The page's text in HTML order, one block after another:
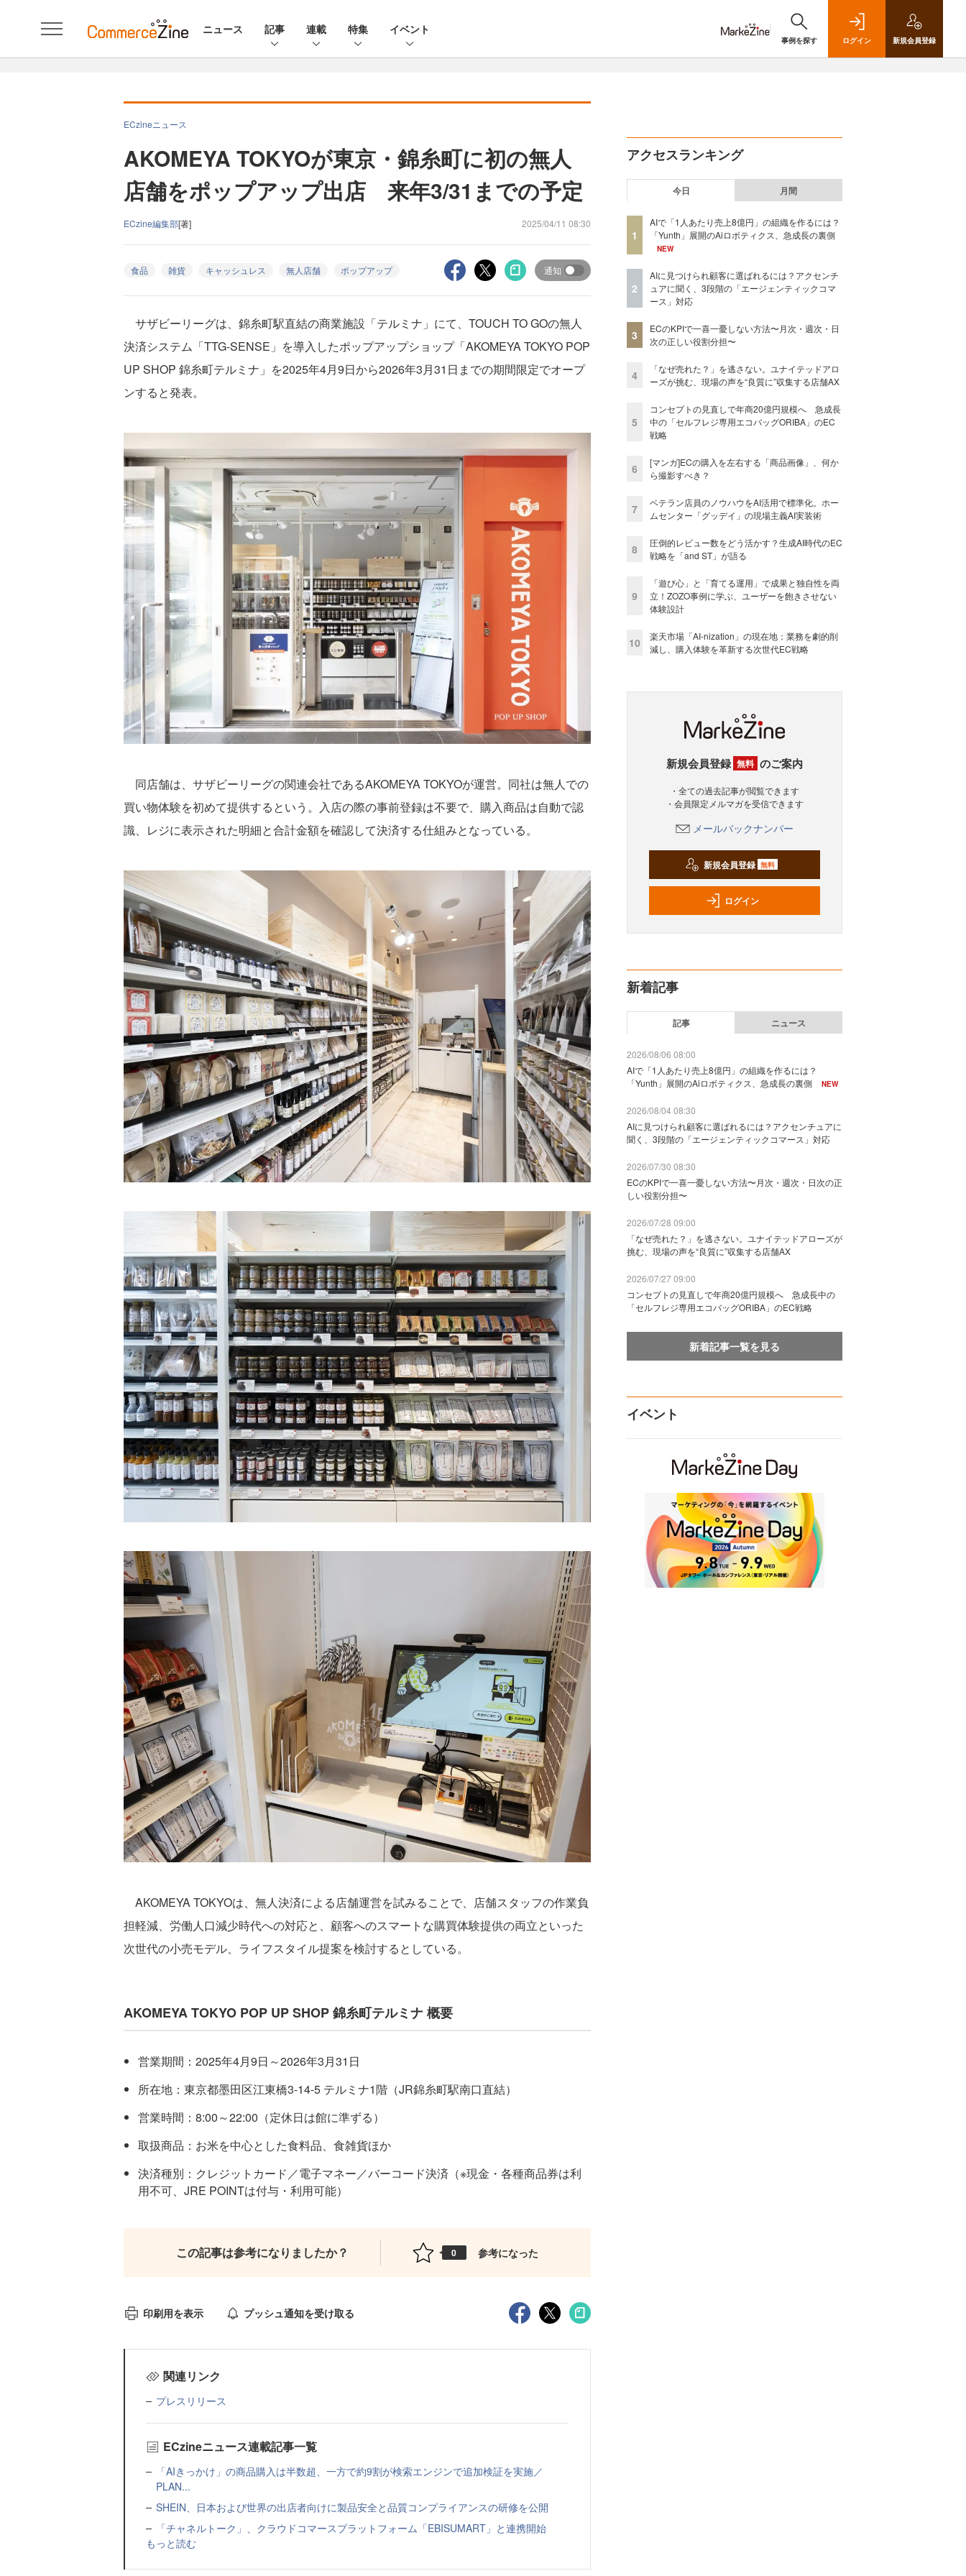
ニュース 記事 連載 特集 イベント
事例を探す ログイン 新規会員登録
ECzineニュース
AKOMEYA TOKYOが東京・錦糸町に初の無人
店舗をポップアップ出店 来年3/31までの予定
ECzine編集部[著] 2025/04/11 08:30
食品 雑貨 キャッシュレス 無人店舗 ポップアップ 通知
サザビーリーグは、錦糸町駅直結の商業施設「テルミナ」にて、TOUCH TO GOの無人
決済システム「TTG-SENSE」を導入したポップアップショップ「AKOMEYA TOKYO POP
UP SHOP 錦糸町テルミナ」を2025年4月9日から2026年3月31日までの期間限定でオープ
ンすると発表。
同店舗は、サザビーリーグの関連会社であるAKOMEYA TOKYOが運営。同社は無人での
買い物体験を初めて提供するという。入店の際の事前登録は不要で、購入商品は自動で認
識、レジに表示された明細と合計金額を確認して決済する仕組みとなっている。
AKOMEYA TOKYOは、無人決済による店舗運営を試みることで、店舗スタッフの作業負
担軽減、労働人口減少時代への対応と、顧客へのスマートな購買体験提供の両立といった
次世代の小売モデル、ライフスタイル提案を検討するとしている。
AKOMEYA TOKYO POP UP SHOP 錦糸町テルミナ 概要
営業期間：2025年4月9日～2026年3月31日
所在地：東京都墨田区江東橋3-14-5 テルミナ1階（JR錦糸町駅南口直結）
営業時間：8:00～22:00（定休日は館に準ずる）
取扱商品：お米を中心とした食料品、食雑貨ほか
決済種別：クレジットカード／電子マネー／バーコード決済（※現金・各種商品券は利
用不可、JRE POINTは付与・利用可能）
この記事は参考になりましたか？ 0 参考になった
印刷用を表示 プッシュ通知を受け取る
関連リンク
プレスリリース
ECzineニュース連載記事一覧
「AIきっかけ」の商品購入は半数超、一方で約9割が検索エンジンで追加検証を実施／
PLAN...
SHEIN、日本および世界の出店者向けに製品安全と品質コンプライアンスの研修を公開
「チャネルトーク」、クラウドコマースプラットフォーム「EBISUMART」と連携開始
もっと読む
アクセスランキング
今日 月間
1
AIで「1人あたり売上8億円」の組織を作るには？
「Yunth」展開のAiロボティクス、急成長の裏側
NEW
2
AIに見つけられ顧客に選ばれるには？アクセンチ
ュアに聞く、3段階の「エージェンティックコマ
ース」対応
3
ECのKPIで一喜一憂しない方法〜月次・週次・日
次の正しい役割分担〜
4
「なぜ売れた？」を逃さない。ユナイテッドアロ
ーズが挑む、現場の声を“良質に”収集する店舗AX
5
コンセプトの見直しで年商20億円規模へ 急成長
中の「セルフレジ専用エコバッグORIBA」のEC
戦略
6
[マンガ]ECの購入を左右する「商品画像」、何か
ら撮影すべき？
7
ベテラン店員のノウハウをAI活用で標準化。ホー
ムセンター「グッデイ」の現場主義AI実装術
8
圧倒的レビュー数をどう活かす？生成AI時代のEC
戦略を「and ST」が語る
9
「遊び心」と「育てる運用」で成果と独自性を両
立！ZOZO事例に学ぶ、ユーザーを飽きさせない
体験設計
10
楽天市場「AI-nization」の現在地：業務を劇的削
減し、購入体験を革新する次世代EC戦略
新規会員登録 無料 のご案内
・全ての過去記事が閲覧できます
・会員限定メルマガを受信できます
メールバックナンバー
新規会員登録 無料
ログイン
新着記事
記事 ニュース
2026/08/06 08:00
AIで「1人あたり売上8億円」の組織を作るには？
「Yunth」展開のAiロボティクス、急成長の裏側
NEW
2026/08/04 08:30
AIに見つけられ顧客に選ばれるには？アクセンチュアに
聞く、3段階の「エージェンティックコマース」対応
2026/07/30 08:30
ECのKPIで一喜一憂しない方法〜月次・週次・日次の正
しい役割分担〜
2026/07/28 09:00
「なぜ売れた？」を逃さない。ユナイテッドアローズが
挑む、現場の声を“良質に”収集する店舗AX
2026/07/27 09:00
コンセプトの見直しで年商20億円規模へ 急成長中の
「セルフレジ専用エコバッグORIBA」のEC戦略
新着記事一覧を見る
イベント